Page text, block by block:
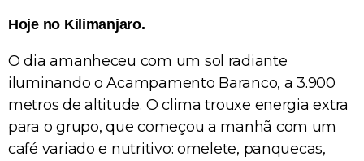
Hoje no Kilimanjaro.
O dia amanheceu com um sol radiante
iluminando o Acampamento Baranco, a 3.900
metros de altitude. O clima trouxe energia extra
para o grupo, que começou a manhã com um
café variado e nutritivo: omelete, panquecas,